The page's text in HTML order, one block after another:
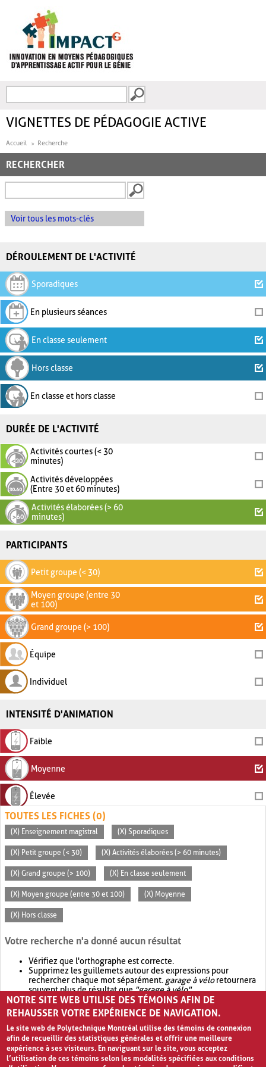
FORMULAIRE DE
VIGNETTES DE PÉDAGOGIE ACTIVE
Accueil Recherche
RECHERCHER
Voir tous les mots-clés
DÉROULEMENT DE L'ACTIVITÉ
Sporadiques
En plusieurs séances
En classe seulement
Hors classe
En classe et hors classe
DURÉE DE L'ACTIVITÉ
Activités courtes (< 30
minutes)
Activités développées
(Entre 30 et 60 minutes)
Activités élaborées (> 60
minutes)
PARTICIPANTS
Petit groupe (< 30)
Moyen groupe (entre 30
et 100)
Grand groupe (> 100)
Équipe
Individuel
INTENSITÉ D'ANIMATION
Faible
Moyenne
Élevée
TOUTES LES FICHES (0)
(X) Enseignement magistral (X) Sporadiques
(X) Petit groupe (< 30) (X) Activités élaborées (> 60 minutes)
(X) Grand groupe (> 100) (X) En classe seulement
(X) Moyen groupe (entre 30 et 100) (X) Moyenne
(X) Hors classe
Votre recherche n'a donné aucun résultat
Vérifiez que l'orthographe est correcte.
Supprimez les guillemets autour des expressions pour
rechercher chaque mot séparément. garage à véloretournera
souvent plus de résultat que"garage à vélo".
Envisagez d'élargir votre recherche avec OR.garage OR vélo
retournera souvent plus de résultat quegarage à vélo
NOTRE SITE WEB UTILISE DES TÉMOINS AFIN DE
REHAUSSER VOTRE EXPÉRIENCE DE NAVIGATION.
Le site web de Polytechnique Montréal utilise des témoins de connexion
afin de recueillir des statistiques générales et offrir une meilleure
expérience à ses visiteurs. En naviguant sur le site, vous acceptez
l’utilisation de ces témoins selon les modalités spécifiées aux conditions